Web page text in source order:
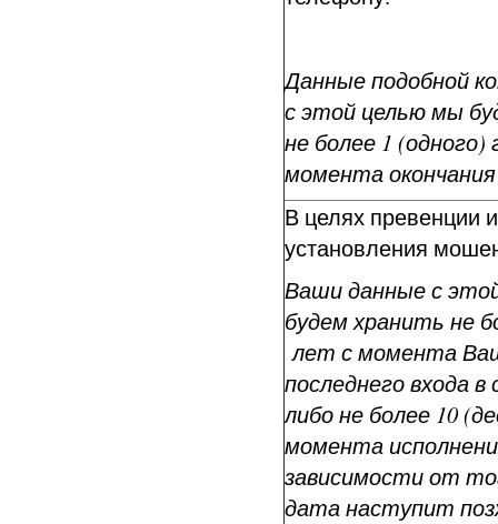
Данные подобной
с этой целью мы
не более 1 (одного)
момента окончания
В целях превенции и
установления
Ваши данные с
будем хранить не
лет с момента
последнего входа в
либо не более 10
момента
зависимости от
дата наступит